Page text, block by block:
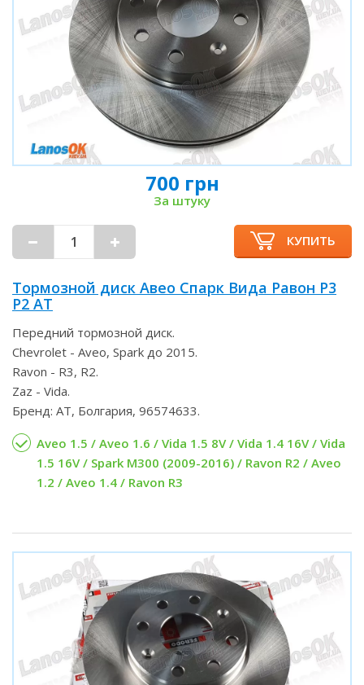
700 грн
За штуку
КУПИТЬ
Тормозной диск Авео Спарк Вида Равон Р3
Р2 AT
Передний тормозной диск.
Chevrolet - Aveo, Spark до 2015.
Ravon - R3, R2.
Zaz - Vida.
Бренд: AT, Болгария, 96574633.
Aveo 1.5 / Aveo 1.6 / Vida 1.5 8V / Vida 1.4 16V / Vida
1.5 16V / Spark M300 (2009-2016) / Ravon R2 / Aveo
1.2 / Aveo 1.4 / Ravon R3